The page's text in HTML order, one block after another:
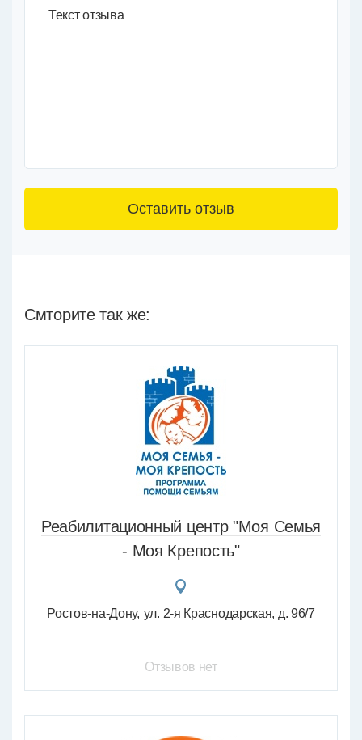
Текст отзыва
Смторите так же:
Реабилитационный центр "Моя Семья
- Моя Крепость"
Ростов-на-Дону ул. 2-я Краснодарская, д. 96/7
Отзывов нет